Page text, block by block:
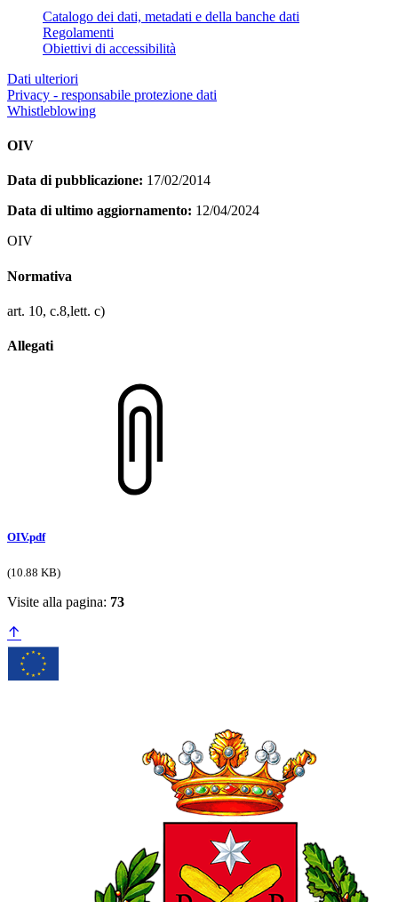
Catalogo dei dati, metadati e della banche dati
Regolamenti
Obiettivi di accessibilità
Dati ulteriori
Privacy - responsabile protezione dati
Whistleblowing
OIV
Data di pubblicazione: 17/02/2014
Data di ultimo aggiornamento: 12/04/2024
OIV
Normativa
art. 10, c.8,lett. c)
Allegati
OIV.pdf
(10.88 KB)
Visite alla pagina: 73